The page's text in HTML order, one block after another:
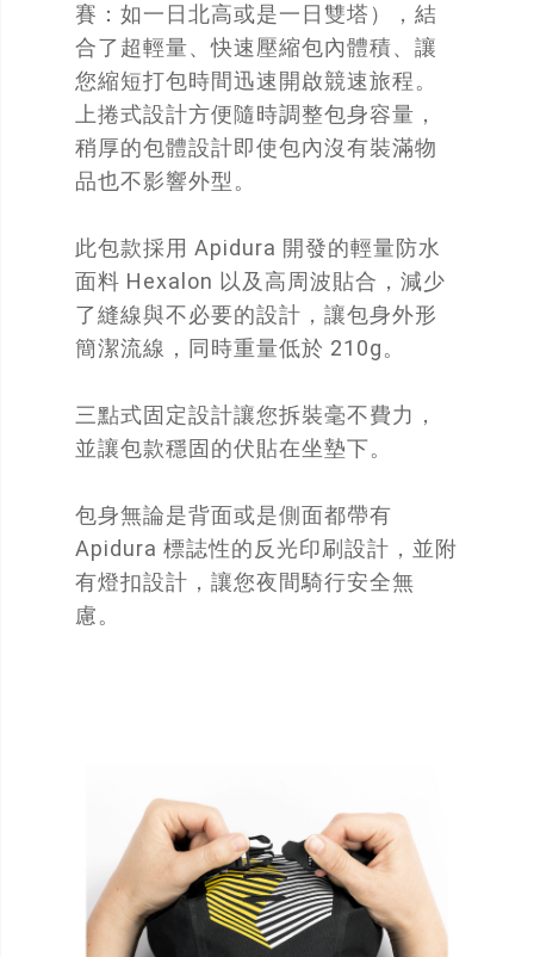
賽：如一日北高或是一日雙塔），結
合了超輕量、快速壓縮包內體積、讓
您縮短打包時間迅速開啟競速旅程。
上捲式設計方便隨時調整包身容量，
稍厚的包體設計即使包內沒有裝滿物
品也不影響外型。
此包款採用 Apidura 開發的輕量防水
面料 Hexalon 以及高周波貼合，減少
了縫線與不必要的設計，讓包身外形
簡潔流線，同時重量低於 210g。
三點式固定設計讓您拆裝毫不費力，
並讓包款穩固的伏貼在坐墊下。
包身無論是背面或是側面都帶有
Apidura 標誌性的反光印刷設計，並附
有燈扣設計，讓您夜間騎行安全無
慮。